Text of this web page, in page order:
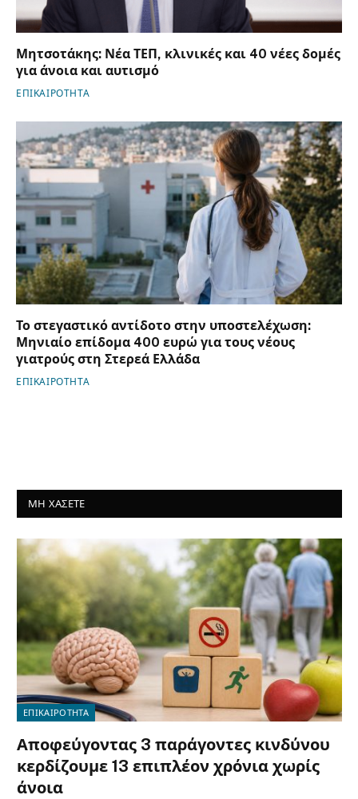
Μητσοτάκης: Νέα ΤΕΠ, κλινικές και 40 νέες δομές
για άνοια και αυτισμό
ΕΠΙΚΑΙΡΟΤΗΤΑ
Το στεγαστικό αντίδοτο στην υποστελέχωση:
Μηνιαίο επίδομα 400 ευρώ για τους νέους
γιατρούς στη Στερεά Ελλάδα
ΕΠΙΚΑΙΡΟΤΗΤΑ
ΜΗ ΧΑΣΕΤΕ
ΕΠΙΚΑΙΡΟΤΗΤΑ
Αποφεύγοντας 3 παράγοντες κινδύνου
κερδίζουμε 13 επιπλέον χρόνια χωρίς
άνοια